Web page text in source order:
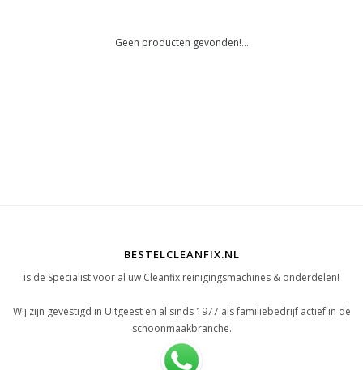
Geen producten gevonden!...
BESTELCLEANFIX.NL
is de Specialist voor al uw Cleanfix reinigingsmachines & onderdelen!
Wij zijn gevestigd in Uitgeest en al sinds 1977 als familiebedrijf actief in de
schoonmaakbranche.